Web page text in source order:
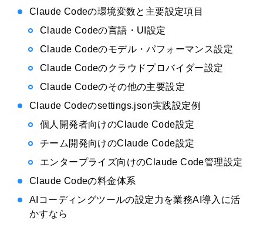
Claude Codeの環境変数と主要設定項目
Claude Codeの言語・UI設定
Claude Codeのモデル・パフォーマンス設定
Claude Codeのクラウドプロバイダー設定
Claude Codeのその他の主要設定
Claude Codeのsettings.json実践設定例
個人開発者向けのClaude Code設定
チーム開発向けのClaude Code設定
エンタープライズ向けのClaude Code管理設定
Claude Codeの料金体系
AIコーディングツールの設定力を業務AI導入に活
かすなら